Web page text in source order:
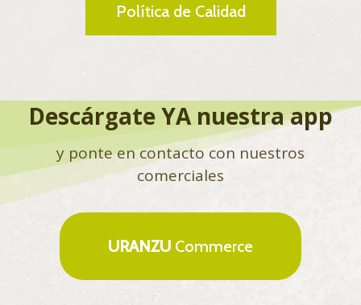
Política de Calidad
Descárgate YA nuestra app
y ponte en contacto con nuestros
comerciales
URANZU Commerce